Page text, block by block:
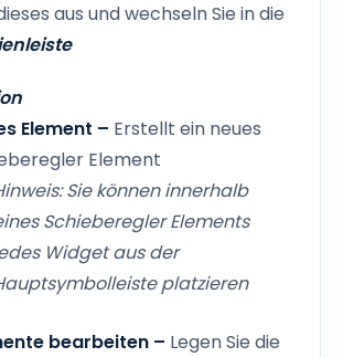
aus und wechseln Sie in die
Element – Erstellt ein neues
Element
Sie können innerhalb
Schieberegler Elements
Widget aus der
platzieren
bearbeiten – Legen Sie die